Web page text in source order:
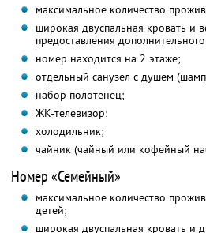
максимальное количество
широкая двуспальная кровать и
предоставления
номер находится на 2 этаже;
отдельный санузел с душем
набор полотенец;
ЖК-телевизор;
холодильник;
чайник (чайный или кофейный
Номер «Семейный»
максимальное количество
детей;
широкая двуспальная кровать и